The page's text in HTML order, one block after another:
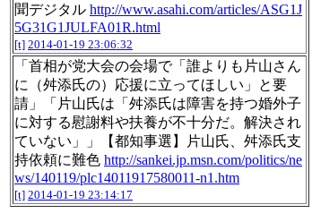
聞デジタル http://www.asahi.com/articles/ASG1J
5G31G1JULFA01R.html
[t] 2014-01-19 23:06:32
「首相が党大会の会場で「誰よりも片山さん
に（舛添氏の）応援に立ってほしい」と要
請」「片山氏は「舛添氏は障害を持つ婚外子
に対する慰謝料や扶養が不十分だ。解決され
ていない」」【都知事選】片山氏、舛添氏支
持依頼に難色 http://sankei.jp.msn.com/politics/ne
ws/140119/plc14011917580011-n1.htm
[t] 2014-01-19 23:14:17